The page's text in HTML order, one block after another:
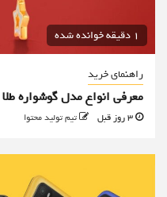
1 دقیقه خوانده شده
راهنمای خرید
معرفی انواع مدل گوشواره
تیم تولید محتوا